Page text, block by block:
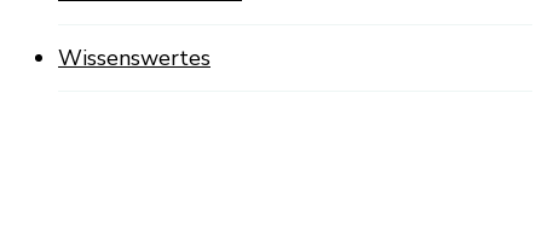
Wissenswertes